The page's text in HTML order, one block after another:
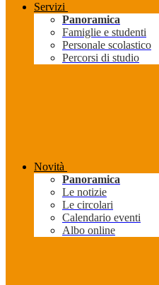
Servizi
Panoramica
Famiglie e studenti
Personale scolastico
Percorsi di studio
Novità
Panoramica
Le notizie
Le circolari
Calendario eventi
Albo online